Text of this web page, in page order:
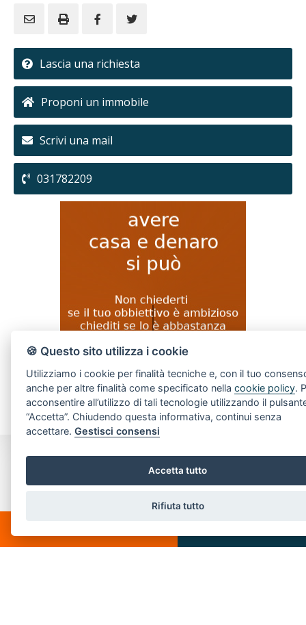
Lascia una richiesta
Proponi un immobile
Scrivi una mail
031782209
Tel. 031782209
🍪 Questo sito utilizza i cookie
Utilizziamo i cookie per finalità tecniche e, con il tuo
anche per altre finalità come specificato nellacookie policy.
acconsentire all’utilizzo di tali tecnologie utilizzando il
“Accetta”. Chiudendo questa informativa, continui senza
accettare.Gestisci consensi
Accetta tutto
Rifiuta tutto